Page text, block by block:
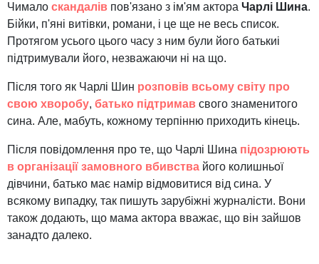
Чимало скандалів пов'язано з ім'ям актора Чарлі Шина.
Бійки, п'яні витівки, романи, і це ще не весь список.
Протягом усього цього часу з ним були його батькиі
підтримували його, незважаючи ні на що.
Після того як Чарлі Шин розповів всьому світу про
свою хворобу, батько підтримав свого знаменитого
сина. Але, мабуть, кожному терпінню приходить кінець.
Після повідомлення про те, що Чарлі Шина підозрюють
в організації замовного вбивства його колишньої
дівчини, батько має намір відмовитися від сина. У
всякому випадку, так пишуть зарубіжні журналісти. Вони
також додають, що мама актора вважає, що він зайшов
занадто далеко.